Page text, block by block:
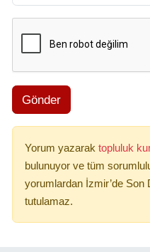
Gönder
Yorum yazarak topluluk
bulunuyor ve tüm
yorumlardan İzmir’de
tutulamaz.